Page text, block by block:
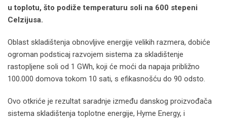
u toplotu, što podiže temperaturu soli na 600 stepeni
Celzijusa.
Oblast skladištenja obnovljive energije velikih razmera, dobiće
ogroman podsticaj razvojem sistema za skladištenje
rastopljene soli od 1 GWh, koji će moći da napaja približno
100.000 domova tokom 10 sati, s efikasnošću do 90 odsto.
Ovo otkriće je rezultat saradnje između danskog proizvođača
sistema skladištenja toplotne energije, Hyme Energy, i